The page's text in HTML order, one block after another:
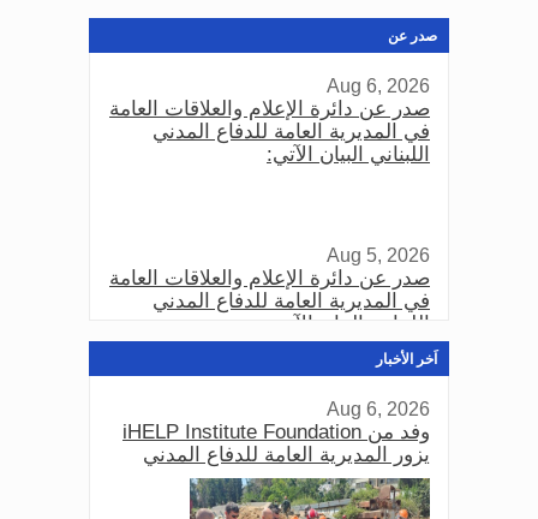
صدر عن
Aug 6, 2026
صدر عن دائرة الإعلام والعلاقات العامة
في المديرية العامة للدفاع المدني
اللبناني البيان الآتي:
Aug 5, 2026
صدر عن دائرة الإعلام والعلاقات العامة
في المديرية العامة للدفاع المدني
اللبناني البيان الآتي:
Aug 3, 2026
صدر عن دائرة الإعلام والعلاقات العامة
في المديرية العامة للدفاع المدني
اللبناني البيان الآتي:
اَخر الأخبار
Aug 6, 2026
وفد من iHELP Institute Foundation
يزور المديرية العامة للدفاع المدني